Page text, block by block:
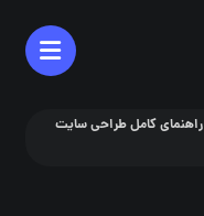
راهنمای کامل طراحی سایت